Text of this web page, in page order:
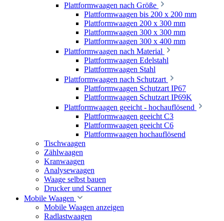
Plattformwaagen nach Größe
Plattformwaagen bis 200 x 200 mm
Plattformwaagen 200 x 300 mm
Plattformwaagen 300 x 300 mm
Plattformwaagen 300 x 400 mm
Plattformwaagen nach Material
Plattformwaagen Edelstahl
Plattformwaagen Stahl
Plattformwaagen nach Schutzart
Plattformwaagen Schutzart IP67
Plattformwaagen Schutzart IP69K
Plattformwaagen geeicht - hochauflösend
Plattformwaagen geeicht C3
Plattformwaagen geeicht C6
Plattformwaagen hochauflösend
Tischwaagen
Zählwaagen
Kranwaagen
Analysewaagen
Waage selbst bauen
Drucker und Scanner
Mobile Waagen
Mobile Waagen anzeigen
Radlastwaagen